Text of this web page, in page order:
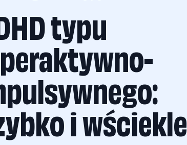
typu
i wściekle